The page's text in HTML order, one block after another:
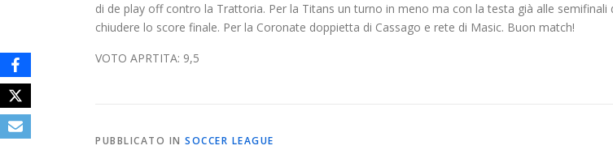
di de play off contro la Trattoria. Per la Titans un turno in meno ma con la testa già alle
chiudere lo score finale. Per la Coronate doppietta di Cassago e rete di Masic. Buon match!
VOTO APRTITA: 9,5
PUBBLICATO IN SOCCER LEAGUE